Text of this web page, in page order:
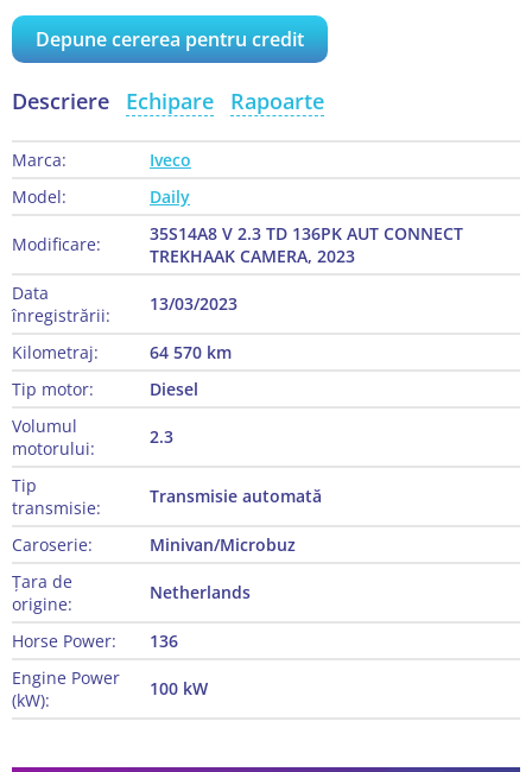
Depune cererea pentru credit
Descriere Echipare Rapoarte
Marca:
Iveco
Model:
Daily
Modificare:
35S14A8 V 2.3 TD 136PK AUT CONNECT
TREKHAAK CAMERA, 2023
Data
înregistrării:
13/03/2023
Kilometraj:
64 570 km
Tip motor:
Diesel
Volumul
motorului:
2.3
Tip
transmisie:
Transmisie automată
Caroserie:
Minivan/Microbuz
Țara de
origine:
Netherlands
Horse Power:
136
Engine Power
(kW):
100 kW